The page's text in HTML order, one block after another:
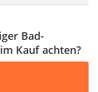
Bad-
Kauf achten?